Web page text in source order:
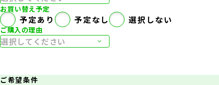
お買い替え予定
予定あり 予定なし 選択しない
ご購入の理由
ご希望条件